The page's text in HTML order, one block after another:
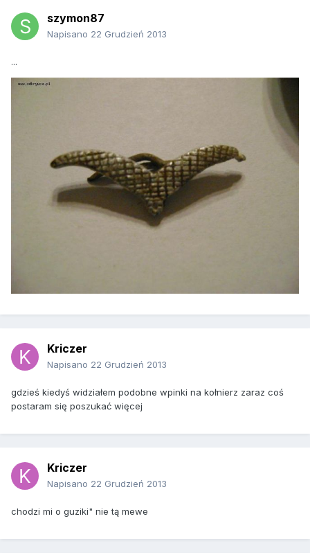
szymon87
Napisano 22 Grudzień 2013
...
Kriczer
Napisano 22 Grudzień 2013
gdzieś kiedyś widziałem podobne wpinki na kołnierz zaraz coś
postaram się poszukać więcej
Kriczer
Napisano 22 Grudzień 2013
chodzi mi o guziki" nie tą mewe